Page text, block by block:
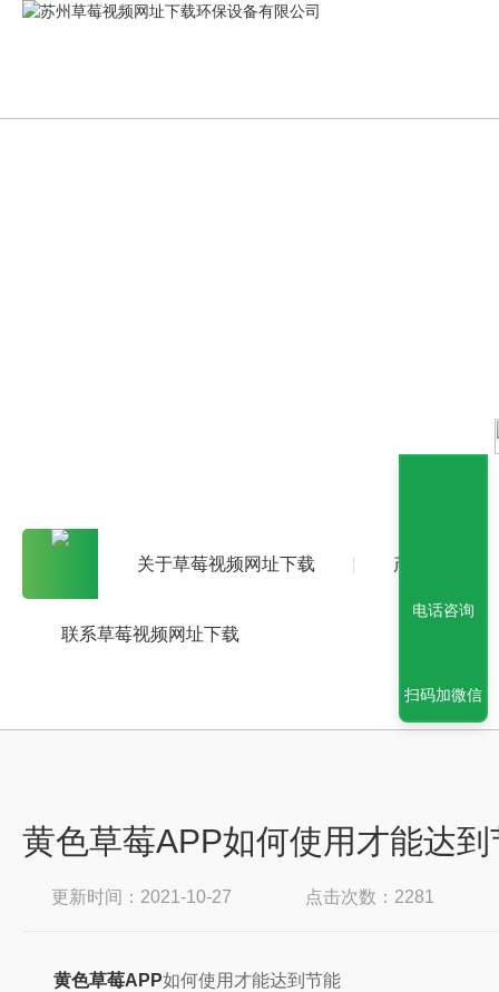
关于草莓视频网址下载 产品中心
联系草莓视频网址下载
黄色草莓APP如何使用才能达到
更新时间：2021-10-27 点击次数：2281
黄色草莓APP如何使用才能达到节能
电话咨询
扫码加微信